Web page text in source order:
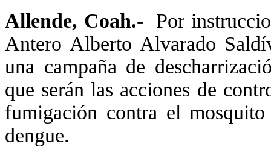
Allende, Coah.-
Por
Antero Alberto Alvarado
una campaña de
que serán las acciones de
fumigación contra el
dengue.